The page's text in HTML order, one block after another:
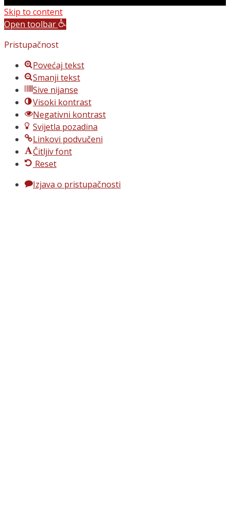
Skip to content
Open toolbar
Pristupačnost
Povećaj tekst
Smanji tekst
Sive nijanse
Visoki kontrast
Negativni kontrast
Svijetla pozadina
Linkovi podvučeni
Čitljiv font
Reset
Izjava o pristupačnosti